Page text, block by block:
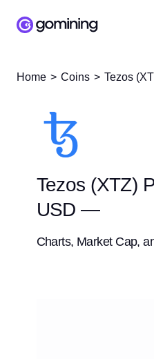
Home Coins Tezos
Tezos (XTZ)
USD —
Charts, Market Cap,